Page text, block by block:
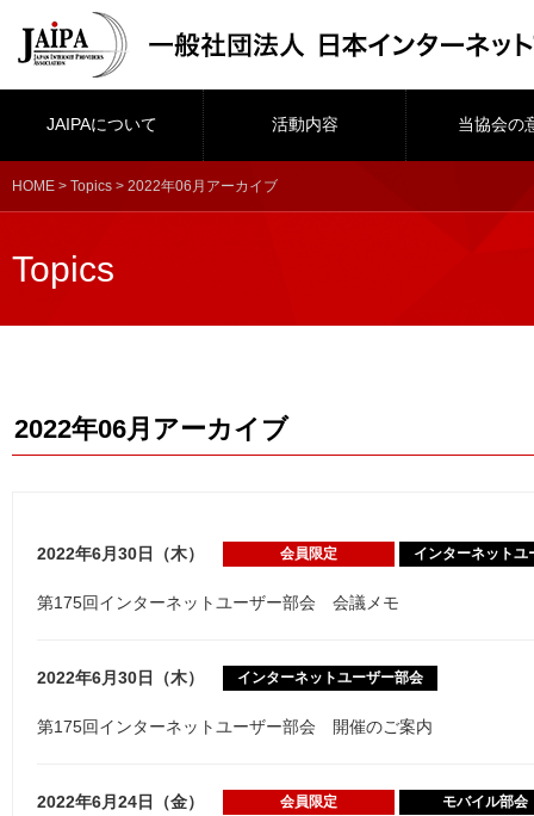
JAIPAについて 活動内容 当協会の
HOME > Topics > 2022年06月アーカイブ
Topics
2022年06月アーカイブ
2022年6月30日（木） 会員限定 インターネットユ
第175回インターネットユーザー部会 会議メモ
2022年6月30日（木） インターネットユーザー部会
第175回インターネットユーザー部会 開催のご案内
2022年6月24日（金） 会員限定 モバイル部会